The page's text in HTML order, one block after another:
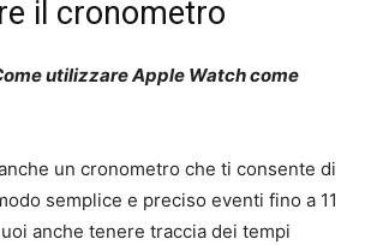
il cronometro
utilizzare Apple Watch come
un cronometro che ti consente di
semplice e preciso eventi fino a 11
anche tenere traccia dei tempi